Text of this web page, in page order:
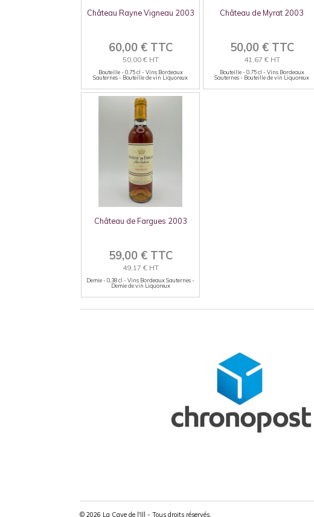
Château Rayne Vigneau 2003
60,00 € TTC
50,00 € HT
Bouteille - 0.75 cl - Vins Bordeaux
Sauternes - Bouteille de vin Liquoreux
Château de Myrat 2003
50,00 € TTC
41,67 € HT
Bouteille - 0.75 cl - Vins Bordeaux
Sauternes - Bouteille de vin Liquoreux
Château de Fargues 2003
59,00 € TTC
49,17 € HT
Demie - 0.38 cl - Vins Bordeaux Sauternes -
Demie de vin Liquoreux
© 2026 La Cave de l'Ill - Tous droits réservés.